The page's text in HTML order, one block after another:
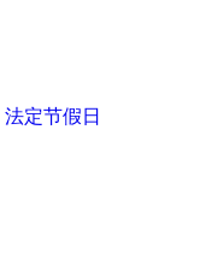
法定节假日